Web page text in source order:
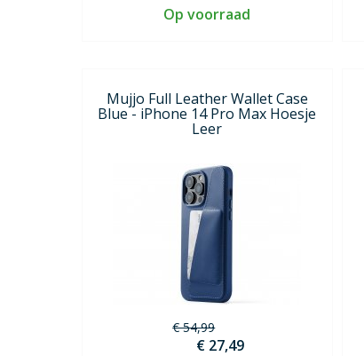
Op voorraad
Mujjo Full Leather Wallet Case
Blue - iPhone 14 Pro Max Hoesje
Leer
€ 54,99
€ 27,49